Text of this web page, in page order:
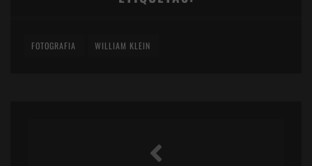
FOTOGRAFIA WILLIAM KLEIN